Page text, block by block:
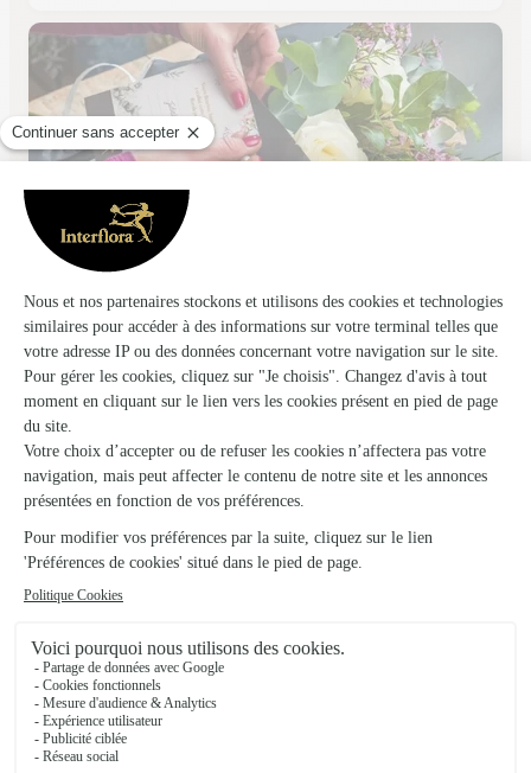
Des Sens Aux Fleurs
Valdahon
★★★★★ 4.8 (46)
3, rue de la Gare
Voir la boutique
Ils ont fait livrer des fleurs ou une plante à
L’Hôpital-Saint-Lieffroy
Visuel et délai respecté
Visuel et délai respecté
06/02/2026